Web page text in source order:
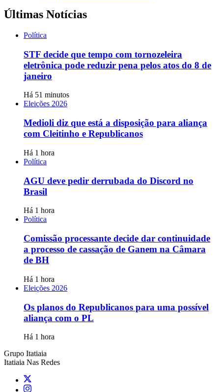
Últimas Notícias
Política
STF decide que tempo com tornozeleira
eletrônica pode reduzir pena pelos atos do 8 de
janeiro
Há 51 minutos
Eleições 2026
Medioli diz que está a disposição para aliança
com Cleitinho e Republicanos
Há 1 hora
Política
AGU deve pedir derrubada do Discord no
Brasil
Há 1 hora
Política
Comissão processante decide dar continuidade
a processo de cassação de Ganem na Câmara
de BH
Há 1 hora
Eleições 2026
Os planos do Republicanos para uma possível
aliança com o PL
Há 1 hora
Grupo Itatiaia
Itatiaia Nas Redes